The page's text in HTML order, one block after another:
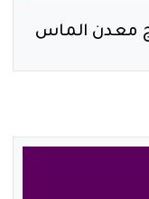
معدن الماس